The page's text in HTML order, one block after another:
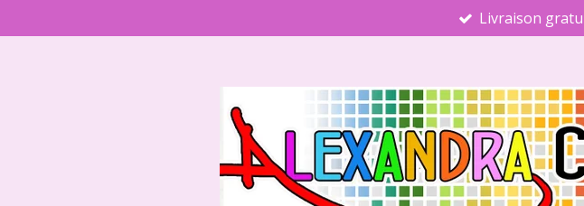
au
Livraison